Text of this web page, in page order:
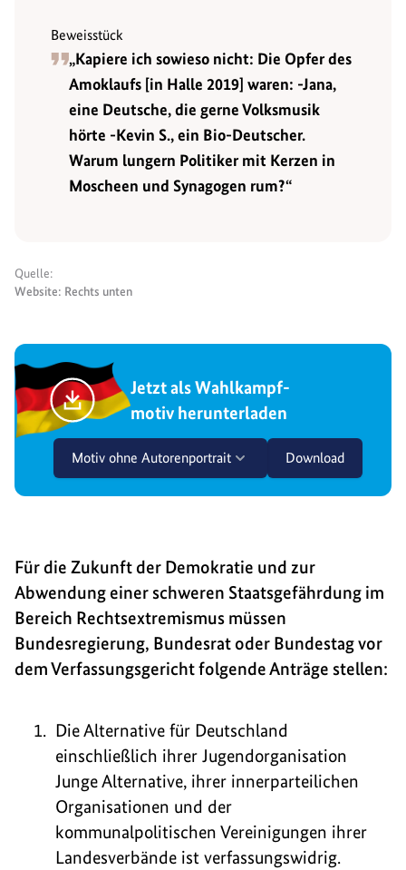
Beweisstück
„Kapiere ich sowieso nicht: Die Opfer des
Amoklaufs [in Halle 2019] waren: -Jana,
eine Deutsche, die gerne Volksmusik
hörte -Kevin S., ein Bio-Deutscher.
Warum lungern Politiker mit Kerzen in
Moscheen und Synagogen rum?“
Quelle:
Website: Rechts unten
Jetzt als Wahlkampf-
motiv herunterladen
Motiv ohne Autorenportrait Download
Für die Zukunft der Demokratie und zur
Abwendung einer schweren Staatsgefährdung im
Bereich Rechtsextremismus müssen
Bundesregierung, Bundesrat oder Bundestag vor
dem Verfassungsgericht folgende Anträge stellen:
Die Alternative für Deutschland
einschließlich ihrer Jugendorganisation
Junge Alternative, ihrer innerparteilichen
Organisationen und der
kommunalpolitischen Vereinigungen ihrer
Landesverbände ist verfassungswidrig.